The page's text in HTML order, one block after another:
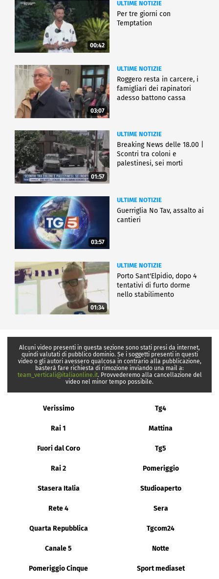
00:42
ULTIME NOTIZIE
Per tre giorni con
Temptation
03:07
ULTIME NOTIZIE
Roggero resta in carcere, i
famigliari dei rapinatori
adesso battono cassa
01:57
ULTIME NOTIZIE
Breaking News delle 18.00 |
Scontri tra coloni e
palestinesi, sei morti
03:57
ULTIME NOTIZIE
Guerriglia No Tav, assalto ai
cantieri
01:34
ULTIME NOTIZIE
Porto Sant'Elpidio, dopo 4
tentativi di furto dorme
nello stabilimento
Alcuni video presenti in questa sezione sono stati presi da internet,
quindi valutati di pubblico dominio. Se i soggetti presenti in questi
video o gli autori avessero qualcosa in contrario alla pubblicazione,
basterà fare richiesta di rimozione inviando una mail a:
team_verticali@italiaonline.it. Provvederemo alla cancellazione del
video nel minor tempo possibile.
Verissimo Tg4
Rai 1 Mattina
Fuori dal Coro Tg5
Rai 2 Pomeriggio
Stasera Italia Studioaperto
Rete 4 Sera
Quarta Repubblica Tgcom24
Canale 5 Notte
Pomeriggio Cinque Sport mediaset